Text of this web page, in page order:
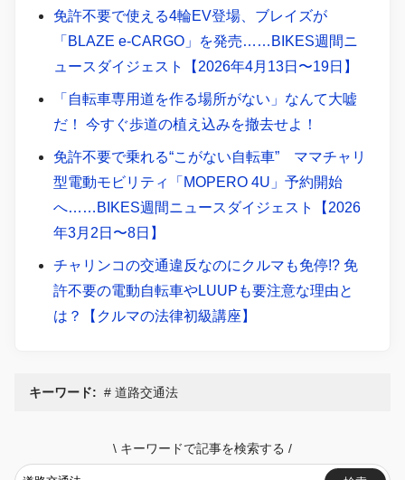
免許不要で使える4輪EV登場、ブレイズが
「BLAZE e-CARGO」を発売……BIKES週間ニ
ュースダイジェスト【2026年4月13日〜19日】
「自転車専用道を作る場所がない」なんて大嘘
だ！ 今すぐ歩道の植え込みを撤去せよ！
免許不要で乗れる“こがない自転車” ママチャリ
型電動モビリティ「MOPERO 4U」予約開始
へ……BIKES週間ニュースダイジェスト【2026
年3月2日〜8日】
チャリンコの交通違反なのにクルマも免停!? 免
許不要の電動自転車やLUUPも要注意な理由と
は？【クルマの法律初級講座】
キーワード: 道路交通法
\ キーワードで記事を検索する /